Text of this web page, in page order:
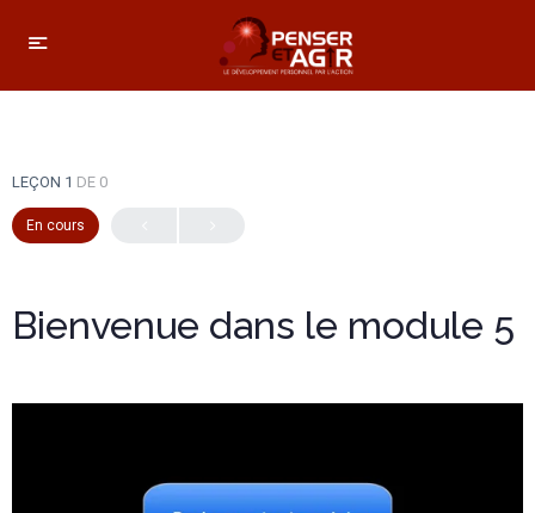
LEÇON 1 DE 0
En cours
Bienvenue dans le module 5